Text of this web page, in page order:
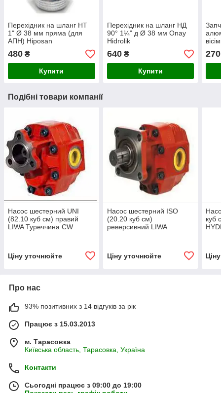
Перехідник на шланг НТ
1" Ø 38 мм пряма (для
АПН) Hiposan
480 ₴
Купити
Перехідник на шланг НД
90° 1¼” д Ø 38 мм Onay
Hidrolik
640₴
Купити
270
Подібні товари компанії
Насос шестерний UNI
(82.10 куб см) правий
LIWA Туреччина СW
Ціну уточнюйте
Насос шестерний ISO
(20.20 куб см)
реверсивний LIWA
Ціну уточнюйте
куб
Про нас
93% позитивних з 14 відгуків за рік
Працює з 15.03.2013
м. Тарасовка
Київська область, Тарасовка, Україна
Контакти
Сьогодні працює з 09:00 до 19:00